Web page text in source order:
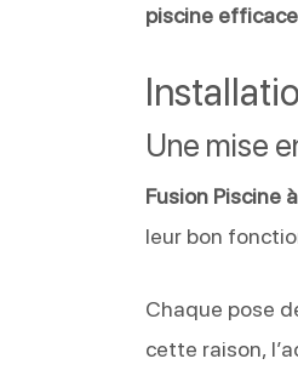
piscine
Une mise
Fusion Piscine
leur bon
Chaque pose
cette raison,